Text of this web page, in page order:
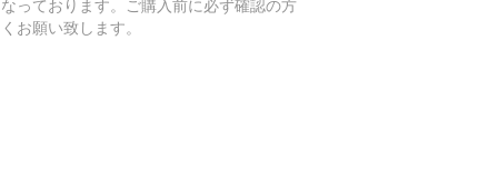
お願い致します。